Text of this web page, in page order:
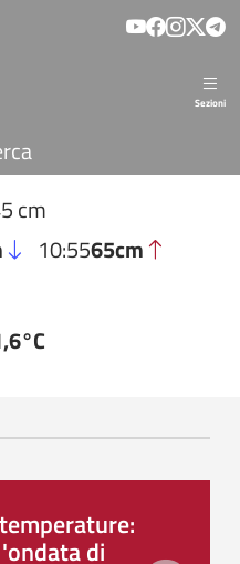
Sezioni
cm
10:5565cm
di